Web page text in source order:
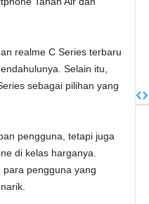
realme C Series terbaru
Selain itu,
sebagai pilihan yang
pengguna, tetapi juga
di kelas harganya.
pengguna yang